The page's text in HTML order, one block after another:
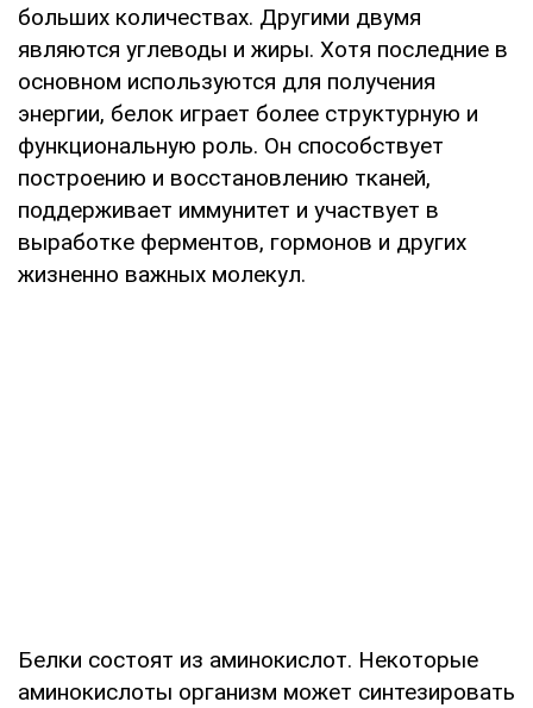
больших количествах. Другими двумя
являются углеводы и жиры. Хотя последние в
основном используются для получения
энергии, белок играет более структурную и
функциональную роль. Он способствует
построению и восстановлению тканей,
поддерживает иммунитет и участвует в
выработке ферментов, гормонов и других
жизненно важных молекул.
Белки состоят из аминокислот. Некоторые
аминокислоты организм может синтезировать